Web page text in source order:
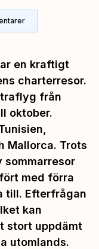
en kraftigt
charterresor.
från
oktober.
Mallorca. Trots
sommarresor
med förra
till. Efterfrågan
kan
stort uppdämt
utomlands.